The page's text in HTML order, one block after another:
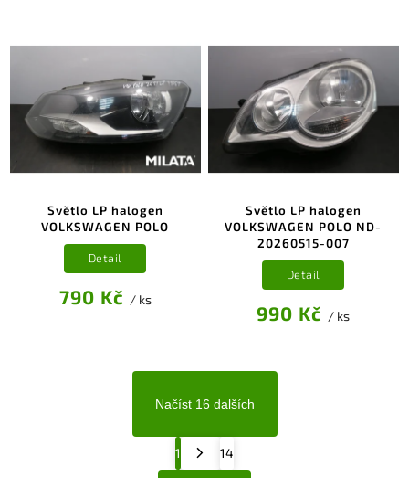
Světlo LP halogen
VOLKSWAGEN POLO
790 Kč / ks
Detail
Světlo LP halogen
VOLKSWAGEN POLO ND-
20260515-007
990 Kč / ks
Detail
Načíst 16 dalších
1 14